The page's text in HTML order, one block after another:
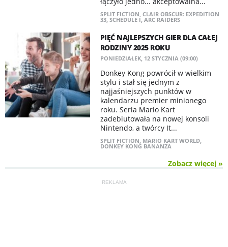
SPLIT FICTION, CLAIR OBSCUR: EXPEDITION
33, SCHEDULE I, ARC RAIDERS
PIĘĆ NAJLEPSZYCH GIER DLA CAŁEJ
RODZINY 2025 ROKU
PONIEDZIAŁEK, 12 STYCZNIA (09:00)
Donkey Kong powrócił w wielkim
stylu i stał się jednym z
najjaśniejszych punktów w
kalendarzu premier minionego
roku. Seria Mario Kart
zadebiutowała na nowej konsoli
Nintendo, a twórcy It...
SPLIT FICTION, MARIO KART WORLD,
DONKEY KONG BANANZA
Zobacz więcej »
REKLAMA